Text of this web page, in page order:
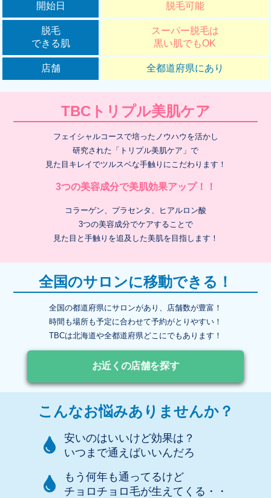
開始日 脱毛可能
脱毛
できる肌
スーパー脱毛は
黒い肌でもOK
店舗 全都道府県にあり
TBCトリプル美肌ケア
フェイシャルコースで培ったノウハウを活かし
研究された「トリプル美肌ケア」で
見た目キレイでツルスベな手触りにこだわります！
3つの美容成分で美肌効果アップ！！
コラーゲン、プラセンタ、ヒアルロン酸
3つの美容成分でケアすることで
見た目と手触りを追及した美肌を目指します！
全国のサロンに移動できる！
全国の都道府県にサロンがあり、店舗数が豊富！
時間も場所も予定に合わせて予約がとりやすい！
TBCは北海道や全都道府県どこにでもあります！
お近くの店舗を探す
こんなお悩みありませんか？
安いのはいいけど効果は？
いつまで通えばいいんだろ
もう何年も通ってるけど
チョロチョロ毛が生えてくる・・